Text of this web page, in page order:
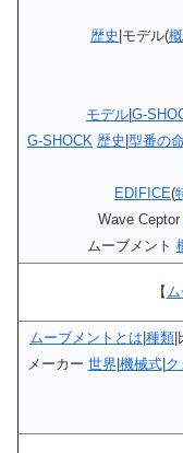
歴史 |モデル(
モデル G-
G-SHOCK 歴史 型番の
EDIFICE(
Wave Ceptor
ムーブメント
【
ムーブメントとは 種類
メーカー 世界 機械式| ク